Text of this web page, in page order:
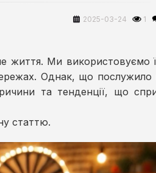
2025-03-24 1
життя. Ми використовуємо
Однак, що
та тенденції, що
статтю.